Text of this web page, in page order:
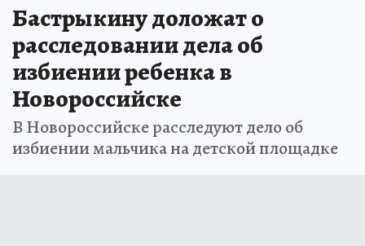
Бастрыкину доложат о
расследовании дела об
избиении ребенка в
Новороссийске
В Новороссийске расследуют дело об
избиении мальчика на детской площадке